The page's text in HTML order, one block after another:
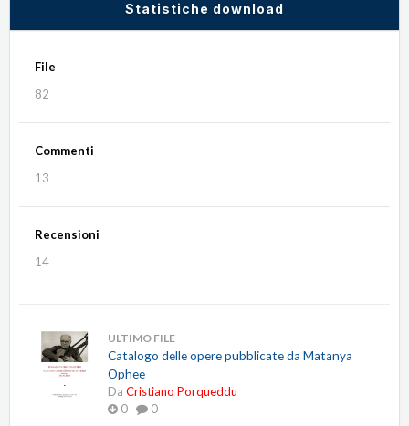
Statistiche download
File
82
Commenti
13
Recensioni
14
ULTIMO FILE
Catalogo delle opere pubblicate da Matanya
Ophee
Da Cristiano Porqueddu
0
0